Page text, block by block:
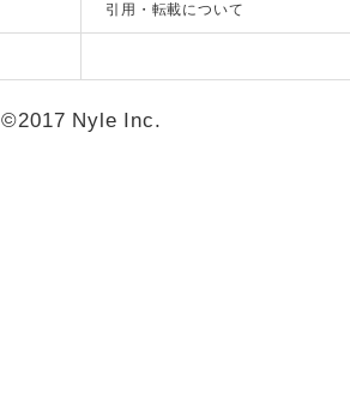
引用・転載について
©2017 Nyle Inc.